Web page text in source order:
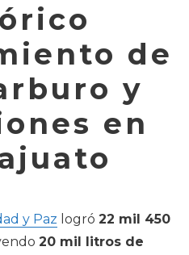
de
y
en
y Paz logró 22 mil 450
20 mil litros de